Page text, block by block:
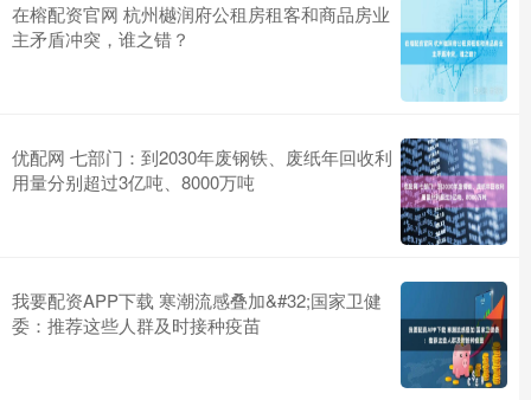
在榕配资官网 杭州樾润府公租房租客和商品房业
主矛盾冲突，谁之错？
优配网 七部门：到2030年废钢铁、废纸年回收利
用量分别超过3亿吨、8000万吨
我要配资APP下载 寒潮流感叠加&#32;国家卫健
委：推荐这些人群及时接种疫苗